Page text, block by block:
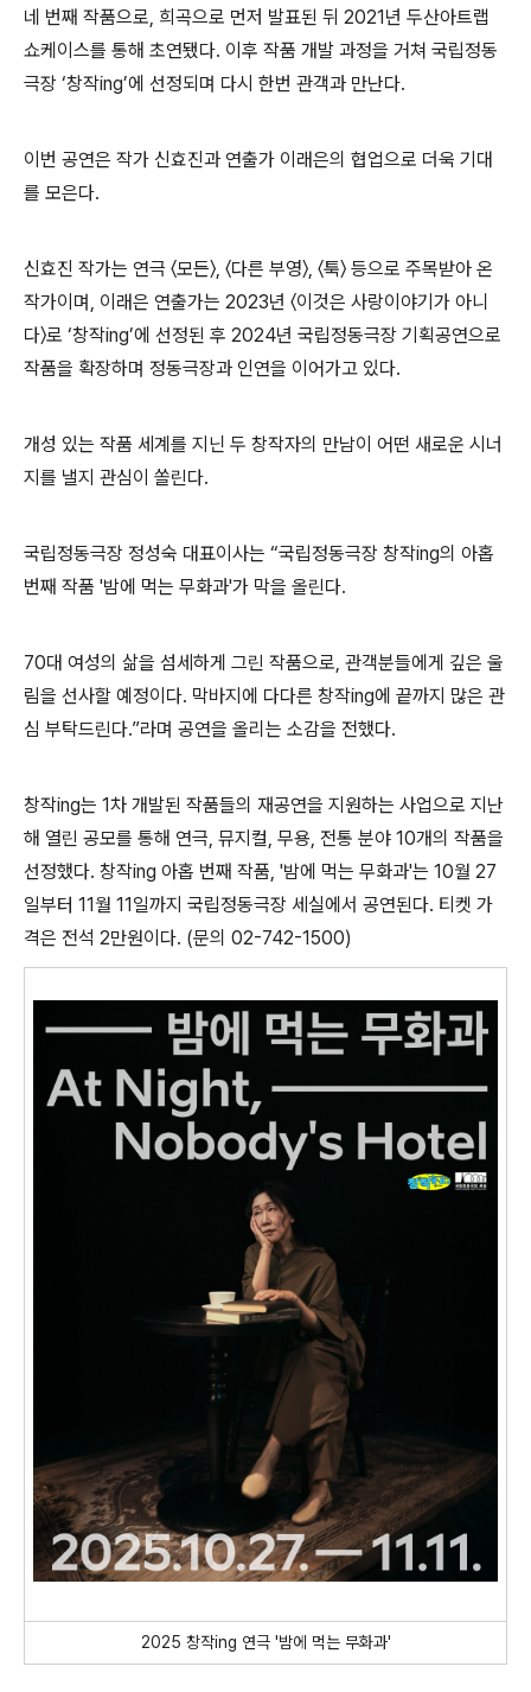
네 번째 작품으로, 희곡으로 먼저 발표된 뒤 2021년 두산아트랩
쇼케이스를 통해 초연됐다. 이후 작품 개발 과정을 거쳐 국립정동
극장 ‘창작ing’에 선정되며 다시 한번 관객과 만난다.
이번 공연은 작가 신효진과 연출가 이래은의 협업으로 더욱 기대
를 모은다.
신효진 작가는 연극 〈모든〉, 〈다른 부영〉, 〈툭〉 등으로 주목받아 온
작가이며, 이래은 연출가는 2023년 〈이것은 사랑이야기가 아니
다〉로 ‘창작ing’에 선정된 후 2024년 국립정동극장 기획공연으로
작품을 확장하며 정동극장과 인연을 이어가고 있다.
개성 있는 작품 세계를 지닌 두 창작자의 만남이 어떤 새로운 시너
지를 낼지 관심이 쏠린다.
국립정동극장 정성숙 대표이사는 “국립정동극장 창작ing의 아홉
번째 작품 '밤에 먹는 무화과'가 막을 올린다.
70대 여성의 삶을 섬세하게 그린 작품으로, 관객분들에게 깊은 울
림을 선사할 예정이다. 막바지에 다다른 창작ing에 끝까지 많은 관
심 부탁드린다.”라며 공연을 올리는 소감을 전했다.
창작ing는 1차 개발된 작품들의 재공연을 지원하는 사업으로 지난
해 열린 공모를 통해 연극, 뮤지컬, 무용, 전통 분야 10개의 작품을
선정했다. 창작ing 아홉 번째 작품, '밤에 먹는 무화과'는 10월 27
일부터 11월 11일까지 국립정동극장 세실에서 공연된다. 티켓 가
격은 전석 2만원이다. (문의 02-742-1500)
2025 창작ing 연극 '밤에 먹는 무화과'